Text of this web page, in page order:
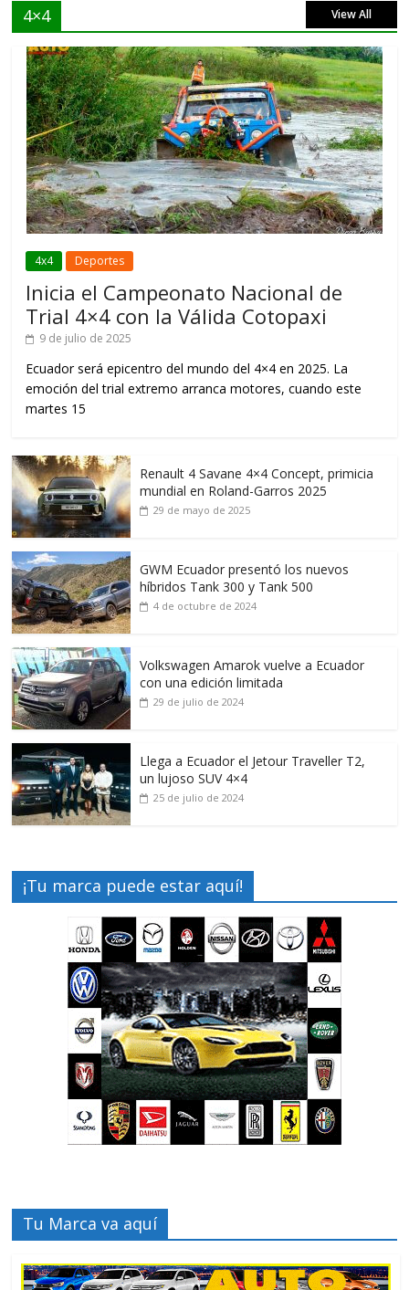
4×4 View All
4x4 Deportes
Inicia el Campeonato Nacional de
Trial 4×4 con la Válida Cotopaxi
9 de julio de 2025
Ecuador será epicentro del mundo del 4×4 en 2025. La
emoción del trial extremo arranca motores, cuando este
martes 15
Renault 4 Savane 4×4 Concept, primicia
mundial en Roland-Garros 2025
29 de mayo de 2025
GWM Ecuador presentó los nuevos
híbridos Tank 300 y Tank 500
4 de octubre de 2024
Volkswagen Amarok vuelve a Ecuador
con una edición limitada
29 de julio de 2024
Llega a Ecuador el Jetour Traveller T2,
un lujoso SUV 4×4
25 de julio de 2024
¡Tu marca puede estar aquí!
Tu Marca va aquí